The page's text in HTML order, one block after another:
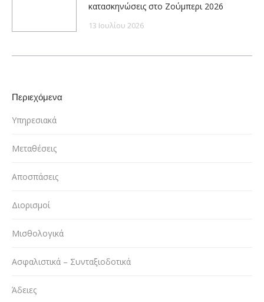
κατασκηνώσεις στο Ζούμπερι 2026
13 Ιουλίου 2026
Περιεχόμενα
Υπηρεσιακά
Μεταθέσεις
Αποσπάσεις
Διορισμοί
Μισθολογικά
Ασφαλιστικά – Συνταξιοδοτικά
Άδειες